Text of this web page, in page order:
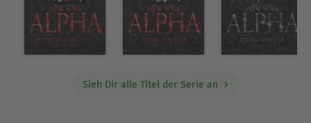
Sieh Dir alle Titel der Serie an